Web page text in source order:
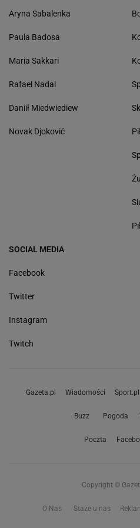
Aryna Sabalenka
Paula Badosa
Maria Sakkari
Rafael Nadal
Daniił Miedwiediew
Novak Djoković
SOCIAL MEDIA
Facebook
Twitter
Instagram
Twitch
Gazeta.pl Wiadomości Sport.pl
Buzz Pogoda
Poczta
Copyright ©
O Nas Staże u nas